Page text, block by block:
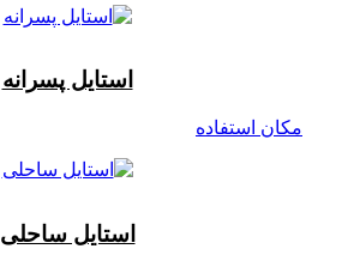
استایل پسرانه
مکان استفاده
استایل ساحلی